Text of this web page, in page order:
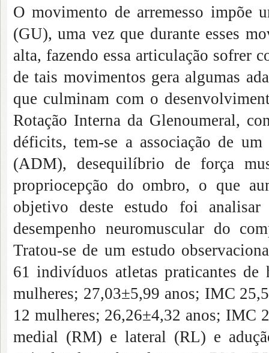
O movimento de arremesso impõe
(GU), uma vez que durante esses
alta, fazendo essa articulação sofrer
de tais movimentos gera algumas
que culminam com o
Rotação Interna da Glenoumeral,
déficits, tem-se a associação de
(ADM), desequilíbrio de força
propriocepção do ombro, o que
objetivo deste estudo foi
desempenho neuromuscular do
Tratou-se de um estudo
61 indivíduos atletas praticantes
mulheres; 27,03±5,99 anos; IMC
12 mulheres; 26,26±4,32 anos; IMC
medial (RM) e lateral (RL) e